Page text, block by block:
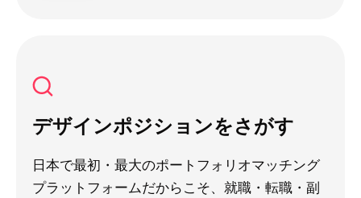
デザインポジションをさがす
日本で最初・最大のポートフォリオマッチング
プラットフォームだからこそ、就職・転職・副